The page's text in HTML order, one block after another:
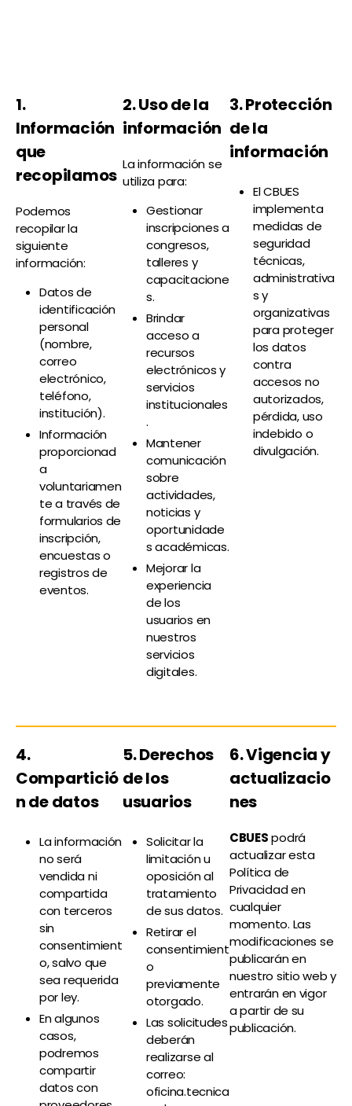
1.
Información
que
recopilamos
Podemos
recopilar la
siguiente
información:
Datos de
identificación
personal
(nombre,
correo
electrónico,
teléfono,
institución).
Información
proporcionad
a
voluntariamen
te a través de
formularios de
inscripción,
encuestas o
registros de
eventos.
2. Uso de la
información
La información se
utiliza para:
Gestionar
inscripciones a
congresos,
talleres y
capacitacione
s.
Brindar
acceso a
recursos
electrónicos y
servicios
institucionales
.
Mantener
comunicación
sobre
actividades,
noticias y
oportunidade
s académicas.
Mejorar la
experiencia
de los
usuarios en
nuestros
servicios
digitales.
3. Protección
de la
información
El CBUES
implementa
medidas de
seguridad
técnicas,
administrativa
s y
organizativas
para proteger
los datos
contra
accesos no
autorizados,
pérdida, uso
indebido o
divulgación.
4.
Compartició
n de datos
La información
no será
vendida ni
compartida
con terceros
sin
consentimient
o, salvo que
sea requerida
por ley.
En algunos
casos,
podremos
compartir
datos con
5. Derechos
de los
usuarios
Solicitar la
limitación u
oposición al
tratamiento
de sus datos.
Retirar el
consentimient
o
previamente
otorgado.
Las solicitudes
deberán
realizarse al
correo:
oficina.tecnica
6. Vigencia y
actualizacio
nes
CBUESpodrá
actualizar esta
Política de
Privacidad en
cualquier
momento. Las
modificaciones se
publicarán en
nuestro sitio web y
entrarán en vigor
a partir de su
publicación.